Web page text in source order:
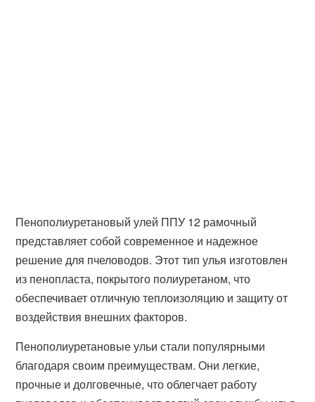
Пенополиуретановый улей ППУ 12 рамочный
представляет собой современное и надежное
решение для пчеловодов. Этот тип улья изготовлен
из пенопласта, покрытого полиуретаном, что
обеспечивает отличную теплоизоляцию и защиту от
воздействия внешних факторов.
Пенополиуретановые ульи стали популярными
благодаря своим преимуществам. Они легкие,
прочные и долговечные, что облегчает работу